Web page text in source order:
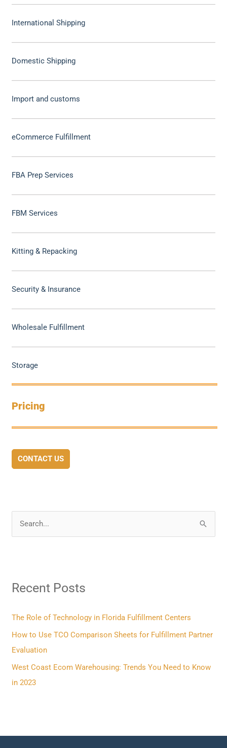
International Shipping
Domestic Shipping
Import and customs
eCommerce Fulfillment
FBA Prep Services
FBM Services
Kitting & Repacking
Security & Insurance
Wholesale Fulfillment
Storage
Pricing
CONTACT US
c
f
o
r
:
Recent Posts
The Role of Technology in Florida Fulfillment Centers
How to Use TCO Comparison Sheets for Fulfillment Partner
Evaluation
West Coast Ecom Warehousing: Trends You Need to Know
in 2023